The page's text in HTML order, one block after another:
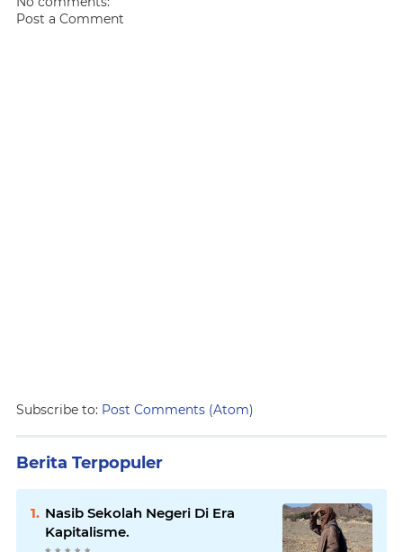
Post a Comment
Subscribe to: Post Comments (Atom)
Berita Terpopuler
Nasib Sekolah Negeri Di Era
Kapitalisme.